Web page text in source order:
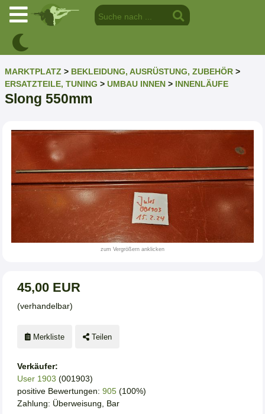
MARKTPLATZ > BEKLEIDUNG, AUSRÜSTUNG, ZUBEHÖR >
ERSATZTEILE, TUNING > UMBAU INNEN > INNENLÄUFE
Slong 550mm
zum Vergrößern anklicken
45,00 EUR
(verhandelbar)
Merkliste Teilen
Verkäufer:
User 1903 (001903)
positive Bewertungen: 905 (100%)
Zahlung: Überweisung, Bar